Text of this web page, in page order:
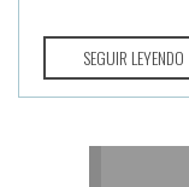
SEGUIR LEYENDO